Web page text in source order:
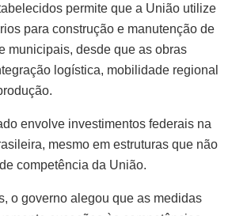
permite que a União utilize
para construção e manutenção de
municipais, desde que as obras
logística, mobilidade regional
envolve investimentos federais na
mesmo em estruturas que não
competência da União.
o governo alegou que as medidas